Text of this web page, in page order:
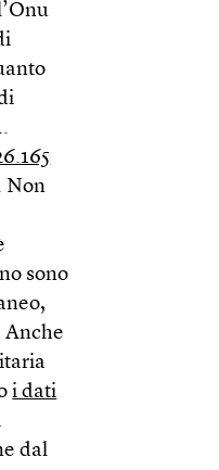
Non
sono
Anche
i dati
dal